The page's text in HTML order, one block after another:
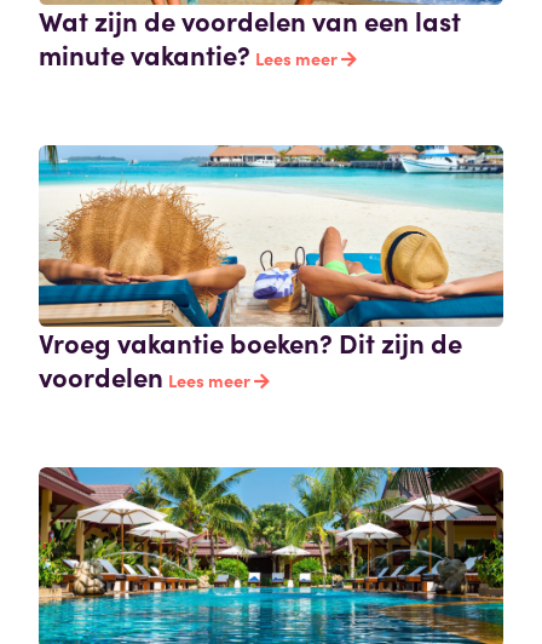
Wat zijn de voordelen van een last
minute vakantie? Lees meer
Vroeg vakantie boeken? Dit zijn de
voordelen Lees meer